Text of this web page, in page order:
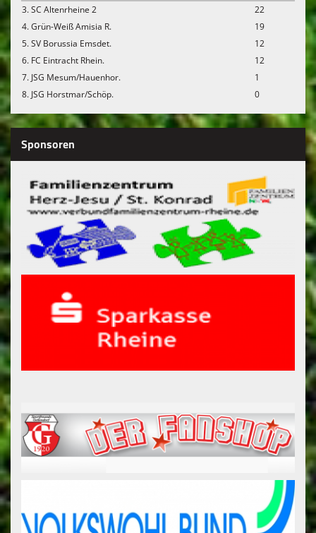
3. SC Altenrheine 2
22
4. Grün-Weiß Amisia R.
19
5. SV Borussia Emsdet.
12
6. FC Eintracht Rhein.
12
7. JSG Mesum/Hauenhor.
1
8. JSG Horstmar/Schöp.
0
Sponsoren